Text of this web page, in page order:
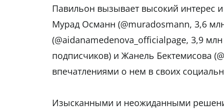
Павильон вызывает высокий интерес
Мурад Османн (@muradosmann, 3,6
(@aidanamedenova_officialpage, 3,9
подписчиков) и Жанель Бектемисова
впечатлениями о нем в своих
Изысканными и неожиданными